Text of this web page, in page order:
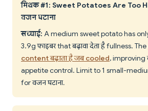
मिथक #1: Sweet Potatoes Are Too
वजन घटाना
सच्चाई: A medium sweet potato has
3.9g फाइबर that बढ़ावा देता है fullness. The
content बढ़ाता है जब cooled, improving
appetite control. Limit to 1 small-
for वजन घटाना.